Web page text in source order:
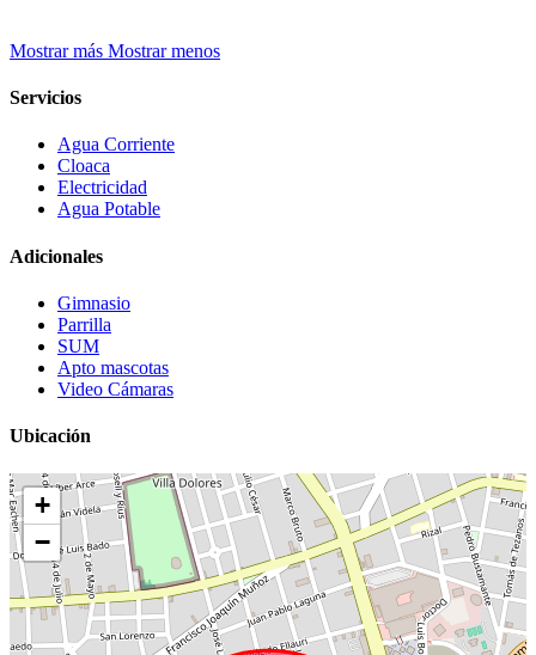
Mostrar más Mostrar menos
Servicios
Agua Corriente
Cloaca
Electricidad
Agua Potable
Adicionales
Gimnasio
Parrilla
SUM
Apto mascotas
Video Cámaras
Ubicación
+
−